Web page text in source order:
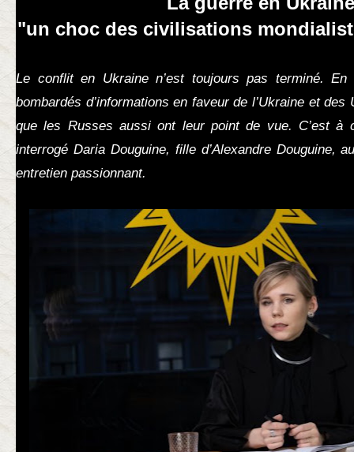
"un choc des civilisations
Le conflit en Ukraine n’est toujours pas terminé. En
bombardés d’informations en faveur de l’Ukraine et
que les Russes aussi ont leur point de vue. C’est à
interrogé Daria Douguine, fille d’Alexandre Douguine,
entretien passionnant.